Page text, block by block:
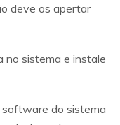
deve os apertar
no sistema e instale
software do sistema